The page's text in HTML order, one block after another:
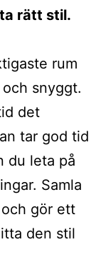
rätt stil.
rum
snyggt.
det
tar god tid
du leta på
Samla
gör ett
den stil